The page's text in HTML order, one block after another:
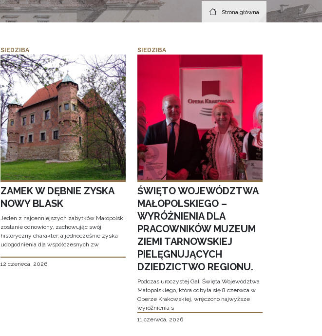
Strona główna
SIEDZIBA
ZAMEK W DĘBNIE ZYSKA
NOWY BLASK
Jeden z najcenniejszych zabytków Małopolski
zostanie odnowiony, zachowując swój
historyczny charakter, a jednocześnie zyska
udogodnienia dla współczesnych zw
12 czerwca, 2026
SIEDZIBA
ŚWIĘTO WOJEWÓDZTWA
MAŁOPOLSKIEGO –
WYRÓŻNIENIA DLA
PRACOWNIKÓW MUZEUM
ZIEMI TARNOWSKIEJ
PIELĘGNUJĄCYCH
DZIEDZICTWO REGIONU.
Podczas uroczystej Gali Święta Województwa
Małopolskiego, która odbyła się 8 czerwca w
Operze Krakowskiej, wręczono najwyższe
wyróżnienia s
11 czerwca, 2026